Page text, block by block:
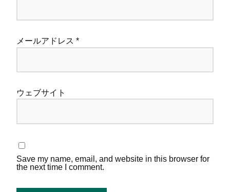
メールアドレス *
ウェブサイト
Save my name, email, and website in this browser for
the next time I comment.